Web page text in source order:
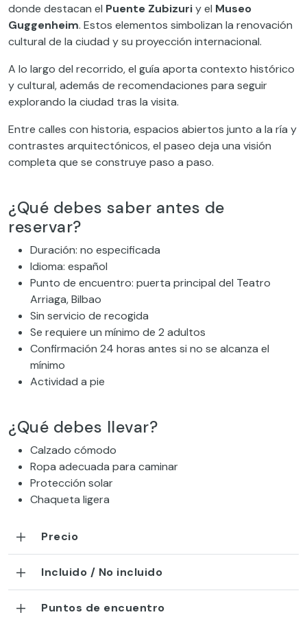
donde destacan el Puente Zubizuriy el Museo
Guggenheim. Estos elementos simbolizan la renovación
cultural de la ciudad y su proyección internacional.
A lo largo del recorrido, el guía aporta contexto histórico
y cultural, además de recomendaciones para seguir
explorando la ciudad tras la visita.
Entre calles con historia, espacios abiertos junto a la ría y
contrastes arquitectónicos, el paseo deja una visión
completa que se construye paso a paso.
¿Qué debes saber antes de
reservar?
Duración: no especificada
Idioma: español
Punto de encuentro: puerta principal del Teatro
Arriaga, Bilbao
Sin servicio de recogida
Se requiere un mínimo de 2 adultos
Confirmación 24 horas antes si no se alcanza el
mínimo
Actividad a pie
¿Qué debes llevar?
Calzado cómodo
Ropa adecuada para caminar
Protección solar
Chaqueta ligera
Precio
Incluido / No incluido
Puntos de encuentro